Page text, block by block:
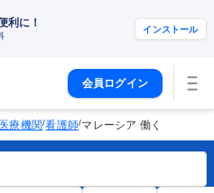
利に！ インストール
会員ログイン
医療機関/看護師/マレーシア 働く